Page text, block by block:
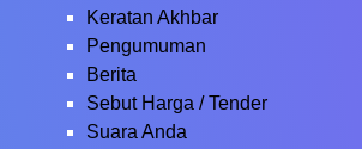
Keratan Akhbar
Pengumuman
Berita
Sebut Harga / Tender
Suara Anda